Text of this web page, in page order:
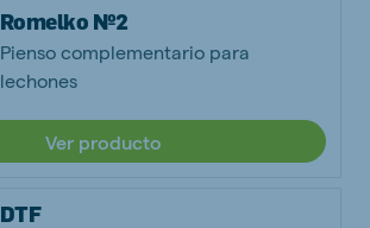
Romelko Nº2
Pienso complementario para
lechones
Ver producto
DTF